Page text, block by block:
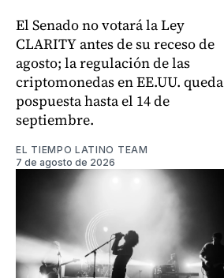
El Senado no votará la Ley
CLARITY antes de su receso de
agosto; la regulación de las
criptomonedas en EE.UU. queda
pospuesta hasta el 14 de
septiembre.
EL TIEMPO LATINO TEAM
7 de agosto de 2026